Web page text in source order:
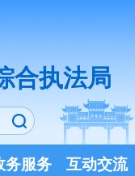
合执法局
务服务 互动交流